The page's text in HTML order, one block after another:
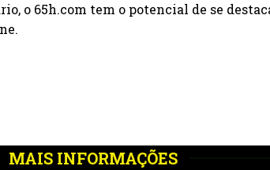
o 65h.com tem o potencial de se
MAIS INFORMAÇÕES